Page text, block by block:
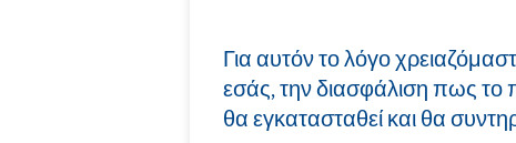
Για αυτόν το λόγο
εσάς, την διασφάλιση πως
θα εγκατασταθεί και θα